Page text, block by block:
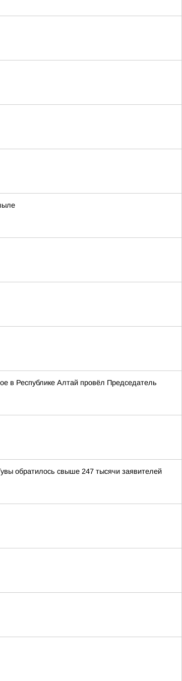
в Республике Алтай провёл Председатель
обратилось свыше 247 тысячи заявителей